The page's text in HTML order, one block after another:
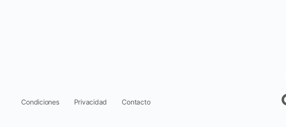
Condiciones Privacidad Contacto